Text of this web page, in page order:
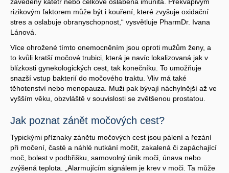
rizikovým faktorem může být i kouření, které zvyšuje oxidační
stres a oslabuje obranyschopnost,“ vysvětluje PharmDr. Ivana
Lánová.
Více ohrožené tímto onemocněním jsou oproti mužům ženy, a
to kvůli kratší močové trubici, která je navíc lokalizovaná jak v
blízkosti gynekologických cest, tak konečníku. To umožňuje
snazší vstup bakterií do močového traktu. Vliv má také
těhotenství nebo menopauza. Muži pak bývají náchylnější až ve
vyšším věku, obzvláště v souvislosti se zvětšenou prostatou.
Jak poznat zánět močových cest?
Typickými příznaky zánětu močových cest jsou pálení a řezání
při močení, časté a náhlé nutkání močit, zakalená či zapáchající
moč, bolest v podbřišku, samovolný únik moči, únava nebo
zvýšená teplota. „Alarmujícím signálem je krev v moči. Ta může